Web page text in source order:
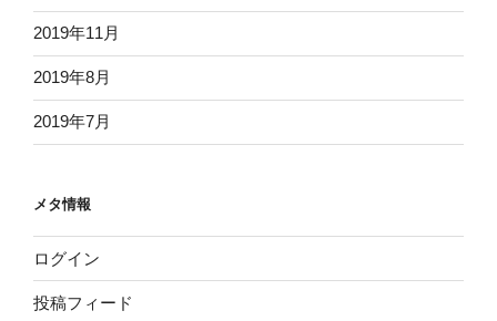
2019年11月
2019年8月
2019年7月
メタ情報
ログイン
投稿フィード